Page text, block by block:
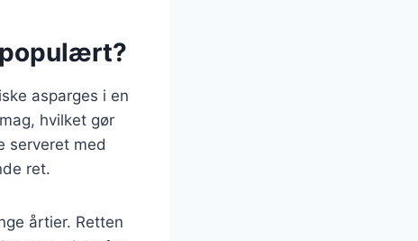
populært?
asparges i en
hvilket gør
serveret med
ret.
årtier. Retten